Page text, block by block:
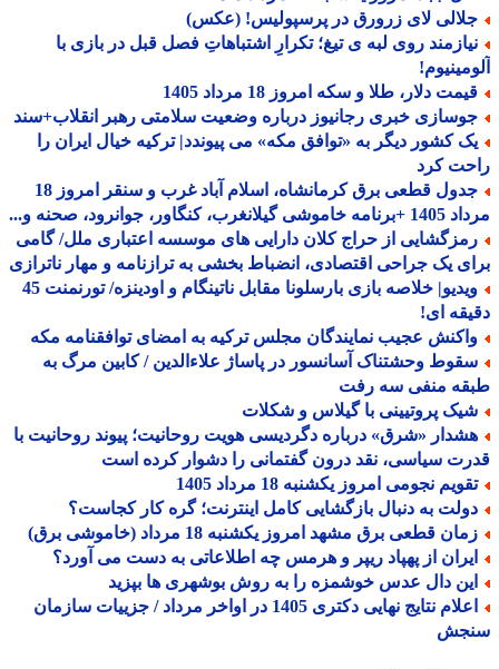
لای زرورق در پرسپولیس! (عکس)
روی لبه ی تیغ؛ تکرارِ اشتباهاتِ فصل قبل در بازی با
دلار، طلا و سکه امروز 18 مرداد 1405
خبری رجانیوز درباره وضعیت سلامتی رهبر انقلاب+سند
کشور دیگر به «توافق مکه» می پیوندد| ترکیه خیال ایران را
کرد
جدول قطعی برق کرمانشاه، اسلام آباد غرب و سنقر امروز 18
کنگاور، جوانرود، صحنه و...
از حراج کلان دارایی های موسسه اعتباری ملل/ گامی
یک جراحی اقتصادی، انضباط بخشی به ترازنامه و مهار ناترازی
ویدیو| خلاصه بازی بارسلونا مقابل ناتینگام و اودینزه/ تورنمنت 45
ای!
عجیب نمایندگان مجلس ترکیه به امضای توافقنامه مکه
وحشتناک آسانسور در پاساژ علاءالدین / کابین مرگ به
منفی سه رفت
پروتیینی با گیلاس و شکلات
«شرق» درباره دگردیسی هویت روحانیت؛ پیوند روحانیت با
سیاسی، نقد درون گفتمانی را دشوار کرده است
نجومی امروز یکشنبه 18 مرداد 1405
به دنبال بازگشایی کامل اینترنت؛ گره کار کجاست؟
قطعی برق مشهد امروز یکشنبه 18 مرداد (خاموشی برق)
از پهپاد ریپر و هرمس چه اطلاعاتی به دست می آورد؟
دال عدس خوشمزه را به روش بوشهری ها بپزید
اعلام نتایج نهایی دکتری 1405 در اواخر مرداد / جزییات سازمان